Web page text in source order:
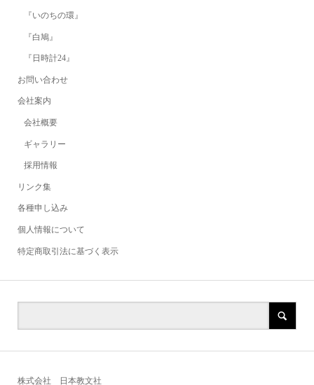
『いのちの環』
『白鳩』
『日時計24』
お問い合わせ
会社案内
会社概要
ギャラリー
採用情報
リンク集
各種申し込み
個人情報について
特定商取引法に基づく表示
株式会社 日本教文社